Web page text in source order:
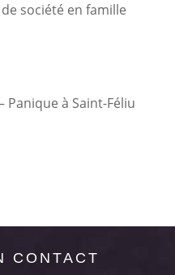
société en famille
Panique à Saint-Féliu
CONTACT